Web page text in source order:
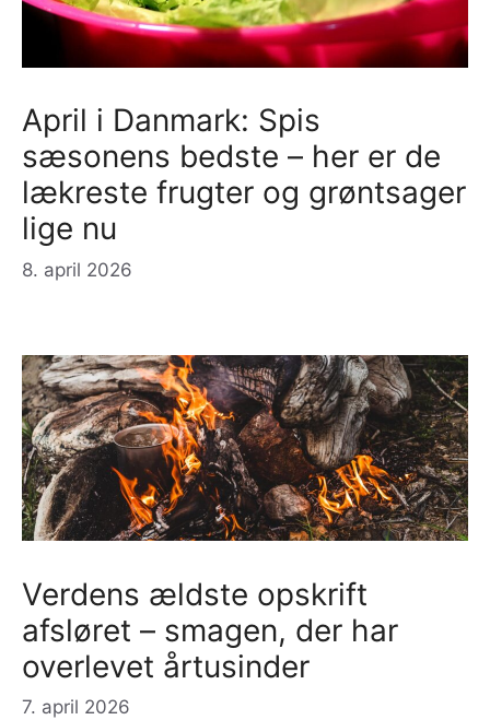
April i Danmark: Spis
sæsonens bedste – her er de
lækreste frugter og grøntsager
lige nu
8. april 2026
Verdens ældste opskrift
afsløret – smagen, der har
overlevet årtusinder
7. april 2026